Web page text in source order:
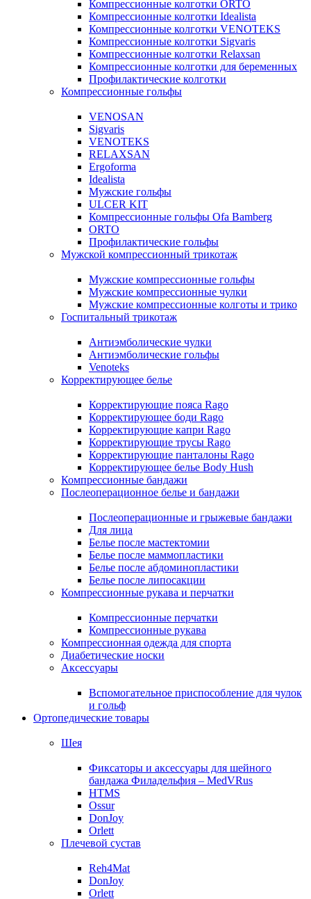
Компрессионные колготки ORTO
Компрессионные колготки Idealista
Компрессионные колготки VENOTEKS
Компрессионные колготки Sigvaris
Компрессионные колготки Relaxsan
Компрессионные колготки для беременных
Профилактические колготки
Компрессионные гольфы
VENOSAN
Sigvaris
VENOTEKS
RELAXSAN
Ergoforma
Idealista
Мужские гольфы
ULCER KIT
Компрессионные гольфы Ofa Bamberg
ORTO
Профилактические гольфы
Мужской компрессионный трикотаж
Мужские компрессионные гольфы
Мужские компрессионные чулки
Мужские компрессионные колготы и трико
Госпитальный трикотаж
Антиэмболические чулки
Антиэмболические гольфы
Venoteks
Корректирующее белье
Корректирующие пояса Rago
Корректирующее боди Rago
Корректирующие капри Rago
Корректирующие трусы Rago
Корректирующие панталоны Rago
Корректирующее белье Body Hush
Компрессионные бандажи
Послеоперационное белье и бандажи
Послеоперационные и грыжевые бандажи
Для лица
Белье после мастектомии
Белье после маммопластики
Белье после абдоминопластики
Белье после липосакции
Компрессионные рукава и перчатки
Компрессионные перчатки
Компрессионные рукава
Компрессионная одежда для спорта
Диабетические носки
Аксессуары
Вспомогательное приспособление для чулок
и гольф
Ортопедические товары
Шея
Фиксаторы и аксессуары для шейного
бандажа Филадельфия – MedVRus
HTMS
Ossur
DonJoy
Orlett
Плечевой сустав
Reh4Mat
DonJoy
Orlett